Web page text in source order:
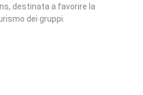
destinata a favorire la
dei gruppi.